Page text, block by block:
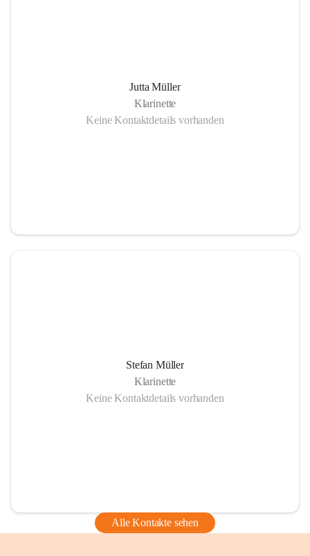
Jutta Müller
Klarinette
Keine Kontaktdetails vorhanden
Stefan Müller
Klarinette
Keine Kontaktdetails vorhanden
Alle Kontakte sehen